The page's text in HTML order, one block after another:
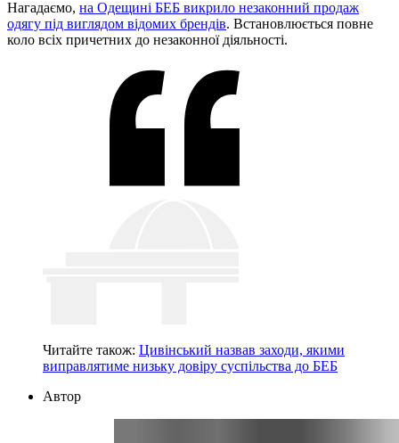
Нагадаємо, на Одещині БЕБ викрило незаконний продаж
одягу під виглядом відомих брендів. Встановлюється повне
коло всіх причетних до незаконної діяльності.
Читайте також: Цивінський назвав заходи, якими
виправлятиме низьку довіру суспільства до БЕБ
Автор